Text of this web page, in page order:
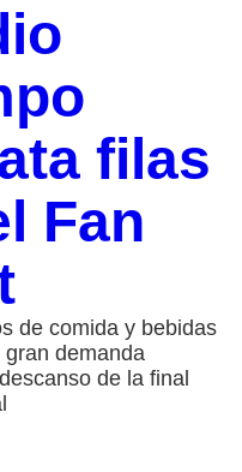
filas
Fan
de comida y bebidas
demanda
de la final